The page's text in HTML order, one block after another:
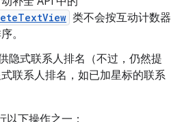
类不会按互动计数器
。
隐式联系人排名（不过，仍然提
联系人排名，如已加星标的联系
下操作之一：